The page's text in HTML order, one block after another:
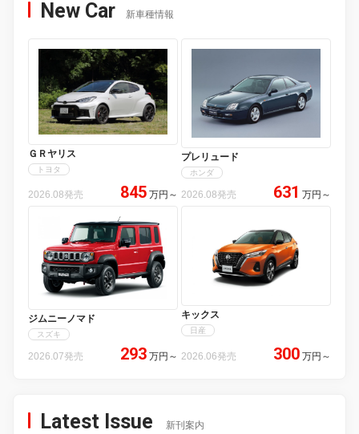
New Car 新車種情報
ＧＲヤリス
トヨタ
2026.08発売 845 万円 ～
プレリュード
ホンダ
2026.08発売 631 万円 ～
ジムニーノマド
スズキ
2026.07発売 293 万円 ～
キックス
日産
2026.06発売 300 万円 ～
Latest Issue 新刊案内